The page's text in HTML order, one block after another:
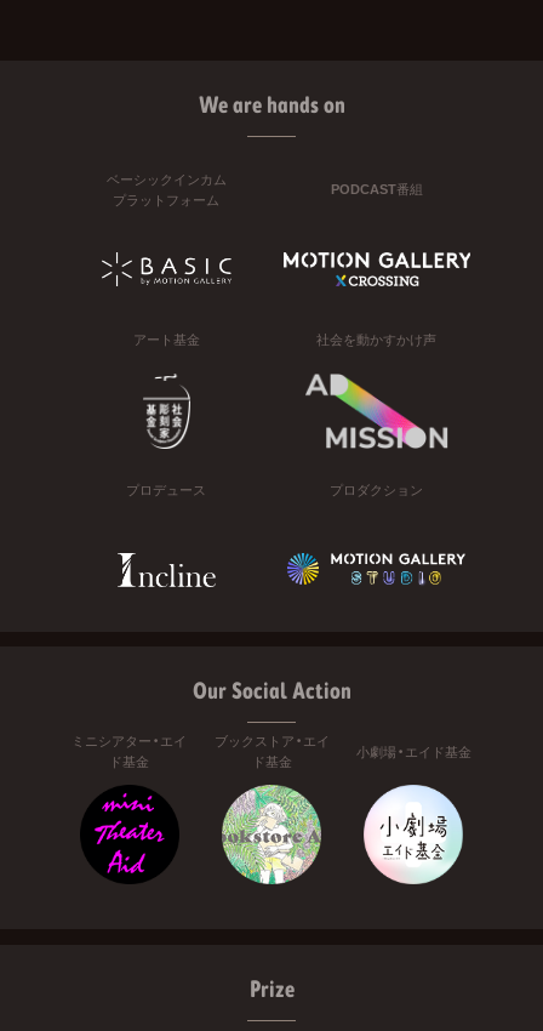
We are hands on
ベーシックインカム
プラットフォーム
PODCAST番組
アート基金 社会を動かすかけ声
プロデュース プロダクション
Our Social Action
ミニシアター・エイ
ド基金
ブックストア・エイ
ド基金
小劇場・エイド基金
Prize